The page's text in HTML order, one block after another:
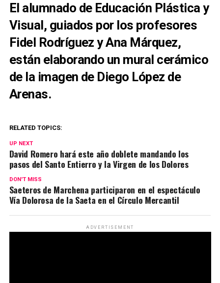
El alumnado de Educación Plástica y
Visual, guiados por los profesores
Fidel Rodríguez y Ana Márquez,
están elaborando un mural cerámico
de la imagen de Diego López de
Arenas.
RELATED TOPICS:
UP NEXT
David Romero hará este año doblete mandando los
pasos del Santo Entierro y la Virgen de los Dolores
DON'T MISS
Saeteros de Marchena participaron en el espectáculo
Vía Dolorosa de la Saeta en el Círculo Mercantil
ADVERTISEMENT